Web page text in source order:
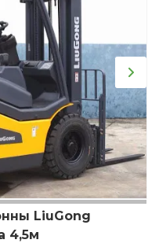
LiuGong
4,5м